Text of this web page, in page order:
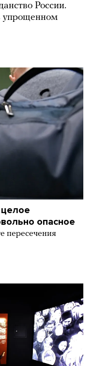
России.
упрощенном
опасное
пересечения